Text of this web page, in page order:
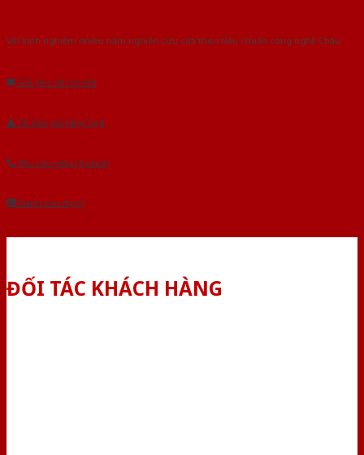
Với kinh nghiệm nhiêu năm nghiên cứu cửa theo tiêu chuẩn công nghệ Châu
Gửi yêu cầu tư vấn
Tải báo giá tổng hợp
Yêu cầu gọi lại (3 phút)
Dành cho đại lý
ĐỐI TÁC KHÁCH HÀNG